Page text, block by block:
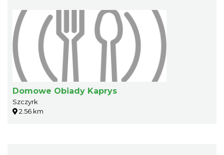
Domowe Obiady Kaprys
Szczyrk
2.56 km